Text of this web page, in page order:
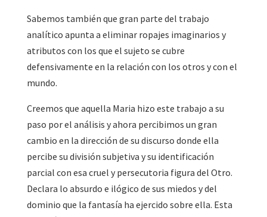
Sabemos también que gran parte del trabajo
analítico apunta a eliminar ropajes imaginarios y
atributos con los que el sujeto se cubre
defensivamente en la relación con los otros y con el
mundo.
Creemos que aquella Maria hizo este trabajo a su
paso por el análisis y ahora percibimos un gran
cambio en la dirección de su discurso donde ella
percibe su división subjetiva y su identificación
parcial con esa cruel y persecutoria figura del Otro.
Declara lo absurdo e ilógico de sus miedos y del
dominio que la fantasía ha ejercido sobre ella. Esta